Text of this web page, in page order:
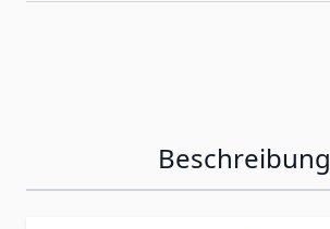
Beschreibung